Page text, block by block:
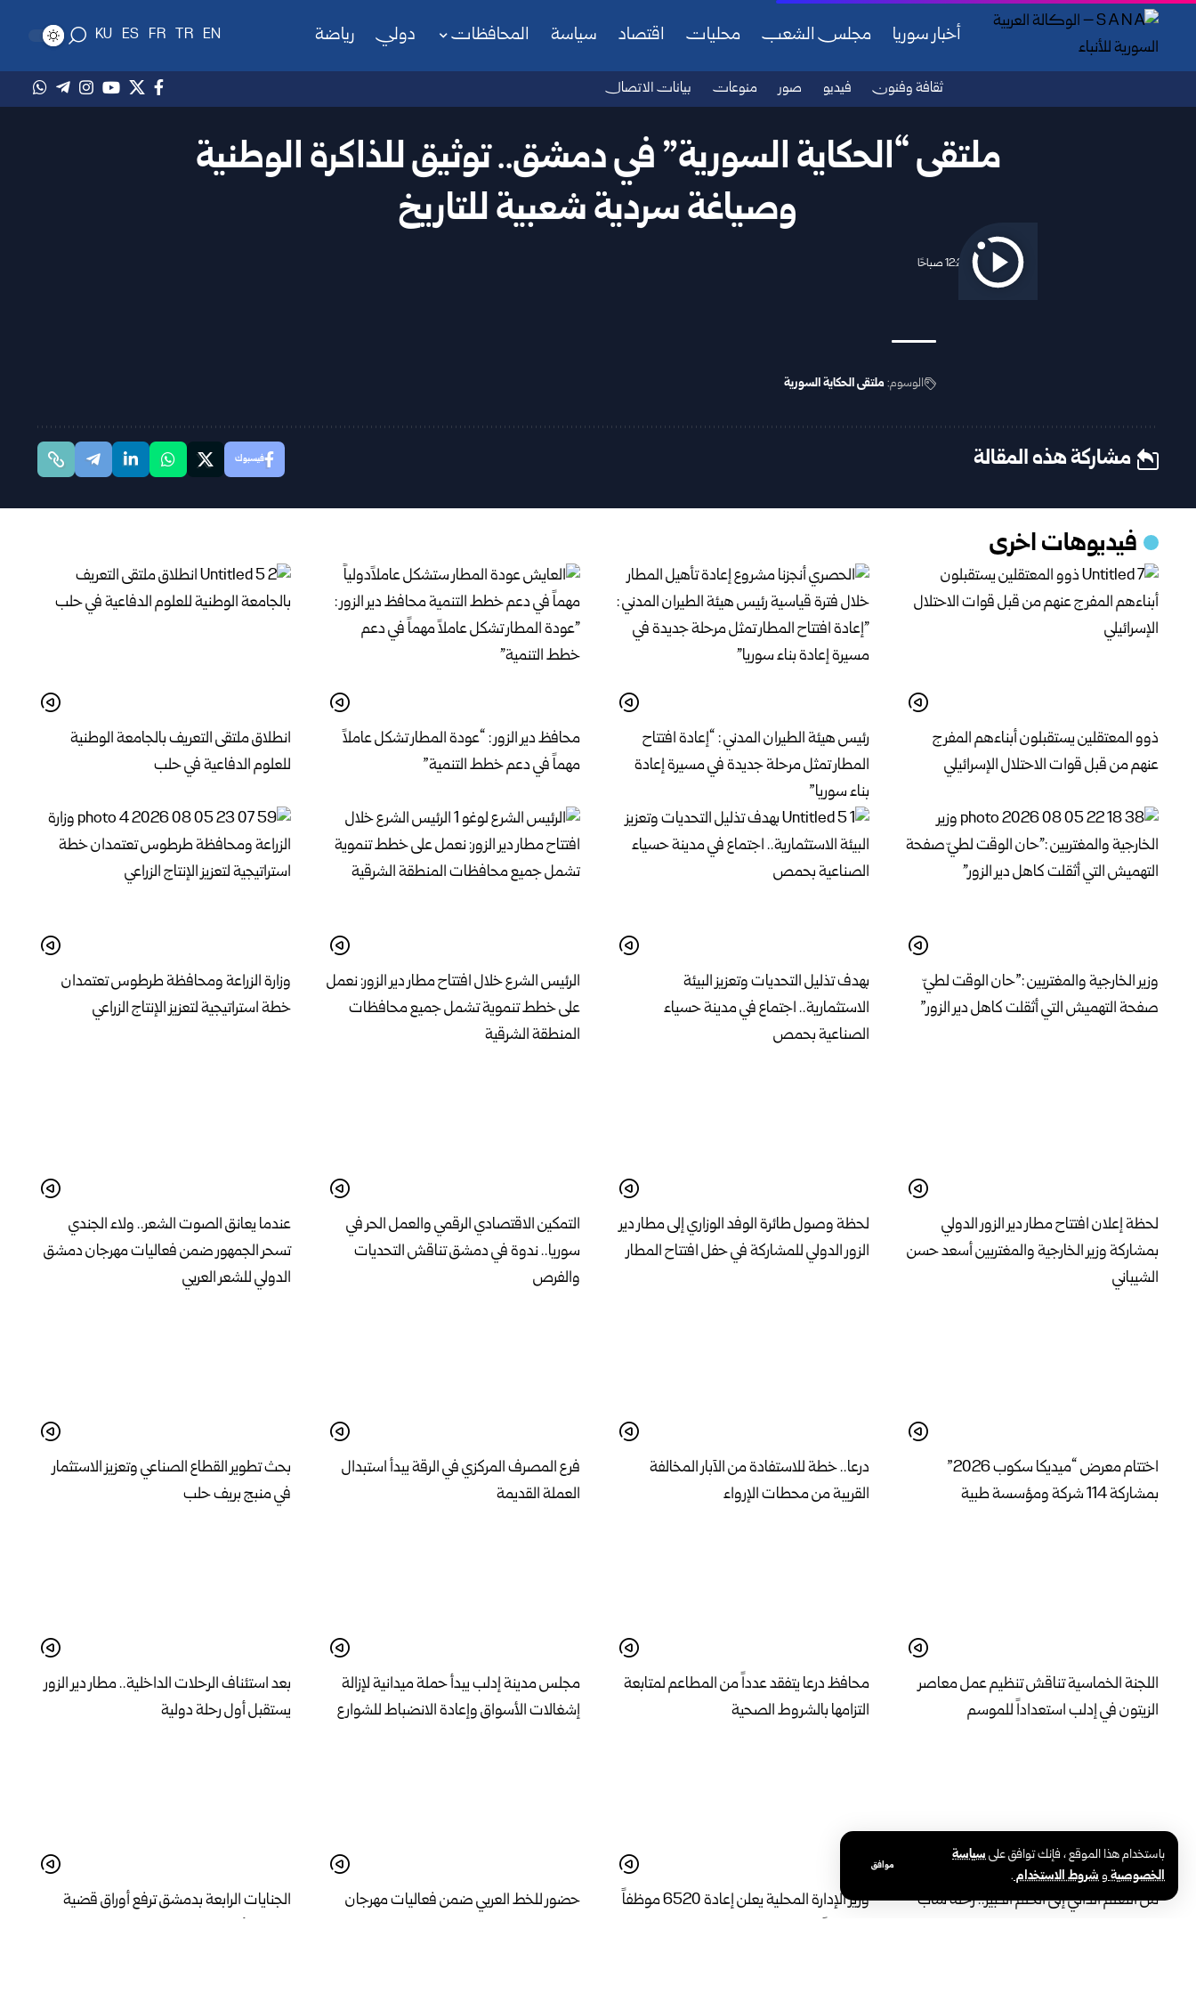
باستخدام هذا الموقع ، فإنك توافق علىسياسة
الخصوصيةوشروط الاستخدام.
موافق
أخبار سوريا مجلس الشعب محليات اقتصاد سياسة المحافظات دولي رياضة EN
TR
FR
ES
KU
ثقافة وفنون فيديو صور منوعات بيانات الاتصال
ملتقى “الحكاية السورية” في دمشق.. توثيق للذاكرة الوطنية
وصياغة سردية شعبية للتاريخ
2025/10/15 12:20 صباحًا
الوسوم: ملتقى الحكاية السورية
مشاركة هذه المقالة فيسبوك
فيديوهات اخرى
ذوو المعتقلين يستقبلون أبناءهم المفرج
عنهم من قبل قوات الاحتلال الإسرائيلي
رئيس هيئة الطيران المدني : “إعادة افتتاح
المطار تمثل مرحلة جديدة في مسيرة إعادة
بناء سوريا”
محافظ دير الزور : “عودة المطار تشكل عاملاً
مهماً في دعم خطط التنمية”
انطلاق ملتقى التعريف بالجامعة الوطنية
للعلوم الدفاعية في حلب
وزير الخارجية والمغتربين :”حان الوقت لطيّ
صفحة التهميش التي أثقلت كاهل دير الزور”
بهدف تذليل التحديات وتعزيز البيئة
الاستثمارية.. اجتماع في مدينة حسياء
الصناعية بحمص
الرئيس الشرع خلال افتتاح مطار دير الزور: نعمل
على خطط تنموية تشمل جميع محافظات
المنطقة الشرقية
وزارة الزراعة ومحافظة طرطوس تعتمدان
خطة استراتيجية لتعزيز الإنتاج الزراعي
لحظة إعلان افتتاح مطار دير الزور الدولي
بمشاركة وزير الخارجية والمغتربين أسعد حسن
الشيباني
لحظة وصول طائرة الوفد الوزاري إلى مطار دير
الزور الدولي للمشاركة في حفل افتتاح المطار
التمكين الاقتصادي الرقمي والعمل الحر في
سوريا.. ندوة في دمشق تناقش التحديات
والفرص
عندما يعانق الصوت الشعر.. ولاء الجندي
تسحر الجمهور ضمن فعاليات مهرجان دمشق
الدولي للشعر العربي
اختتام معرض “ميديكا سكوب 2026”
بمشاركة 114 شركة ومؤسسة طبية
درعا.. خطة للاستفادة من الآبار المخالفة
القريبة من محطات الإرواء
فرع المصرف المركزي في الرقة يبدأ استبدال
العملة القديمة
بحث تطوير القطاع الصناعي وتعزيز الاستثمار
في منبج بريف حلب
اللجنة الخماسية تناقش تنظيم عمل معاصر
الزيتون في إدلب استعداداً للموسم
محافظ درعا يتفقد عدداً من المطاعم لمتابعة
التزامها بالشروط الصحية
مجلس مدينة إدلب يبدأ حملة ميدانية لإزالة
إشغالات الأسواق وإعادة الانضباط للشوارع
بعد استئناف الرحلات الداخلية.. مطار دير الزور
يستقبل أول رحلة دولية
من التعلّم الذاتي إلى الحلم الكبير.. رحلة شاب
وزير الإدارة المحلية يعلن إعادة 6520 موظفاً
حضور للخط العربي ضمن فعاليات مهرجان
الجنايات الرابعة بدمشق ترفع أوراق قضية